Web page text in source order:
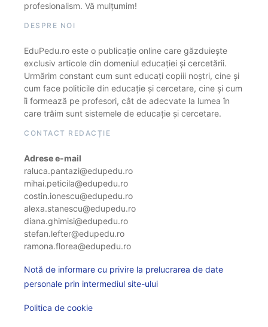
profesionalism. Vă mulțumim!
DESPRE NOI
EduPedu.ro este o publicație online care găzduiește
exclusiv articole din domeniul educației și cercetării.
Urmărim constant cum sunt educați copiii noștri, cine și
cum face politicile din educație și cercetare, cine și cum
îi formează pe profesori, cât de adecvate la lumea în
care trăim sunt sistemele de educație și cercetare.
CONTACT REDACȚIE
Adrese e-mail
raluca.pantazi@edupedu.ro
mihai.peticila@edupedu.ro
costin.ionescu@edupedu.ro
alexa.stanescu@edupedu.ro
diana.ghimisi@edupedu.ro
stefan.lefter@edupedu.ro
ramona.florea@edupedu.ro
Notă de informare cu privire la prelucrarea de date
personale prin intermediul site-ului
Politica de cookie